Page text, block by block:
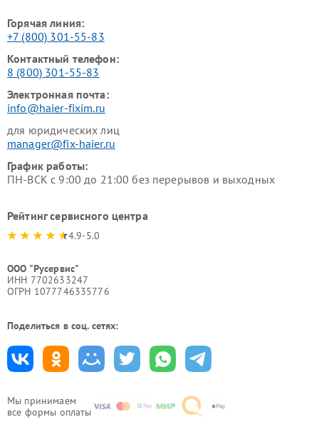
Мы принимаем
все формы оплаты
Горячая линия:
+7 (800) 301-55-83
Контактный телефон:
8 (800) 301-55-83
Электронная почта:
info@haier-fixim.ru
для юридических лиц
manager@fix-haier.ru
График работы:
ПН-ВСК с 9:00 до 21:00 без перерывов и выходных
Рейтинг сервисного центра
4.9-5.0
ООО "Русервис"
ИНН 7702633247
ОГРН 1077746335776
Поделиться в соц. сетях: